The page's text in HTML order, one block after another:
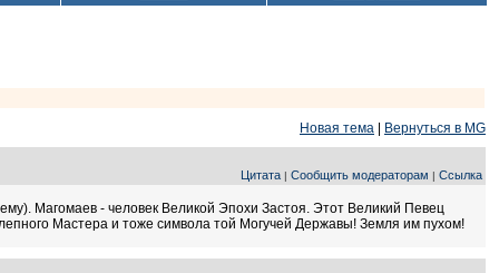
Новая тема
Вернуться в MG
Цитата | Сообщить модераторам | Ссылка
Магомаев - человек Великой Эпохи Застоя. Этот Великий Певец
Мастера и тоже символа той Могучей Державы! Земля им пухом!